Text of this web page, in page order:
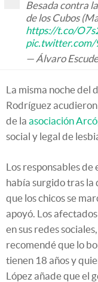
Besada contra
de los Cubos
https://t.co/
pic.twitter.com/
— Álvaro
La misma noche del
Rodríguez
de la asociación
social y legal de
Los responsables
había surgido tras la
que los chicos se
apoyó. Los
en sus redes
recomendé que lo
tienen 18 años y
López añade que el